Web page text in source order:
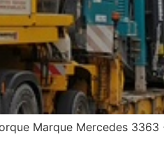
Marque Mercedes